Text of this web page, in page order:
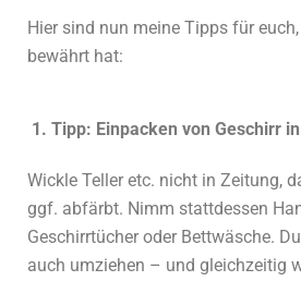
Hier sind nun meine Tipps für
bewährt hat:
1. Tipp: Einpacken von Geschirr
Wickle Teller etc. nicht in Zeitung,
ggf. abfärbt. Nimm stattdessen
Geschirrtücher oder Bettwäsche.
auch umziehen – und gleichzeitig